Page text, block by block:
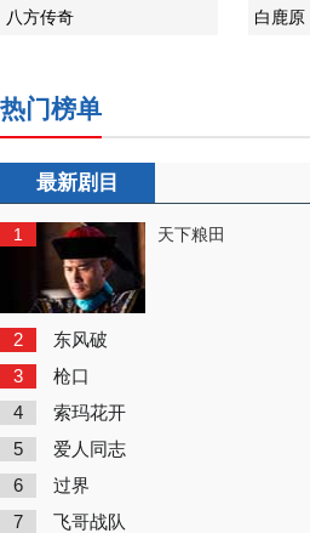
八方传奇 白鹿原
热门榜单
最新剧目
1 天下粮田
2 东风破
3 枪口
4 索玛花开
5 爱人同志
6 过界
7 飞哥战队